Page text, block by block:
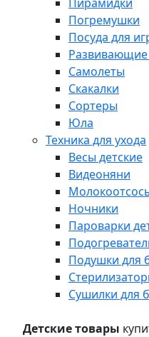
Погремушки
Посуда для
Самолеты
Скакалки
Сортеры
Юла
Техника для ухода
Весы детские
Видеоняни
Ночники
Пароварки
Подушки для
Сушилки для
Детские товары